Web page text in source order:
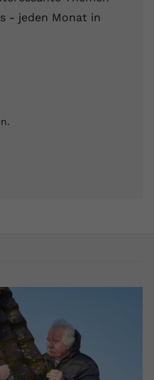
- jeden Monat in
zu speichern, welche
der Nutzer